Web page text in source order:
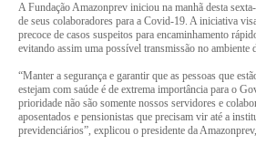
A Fundação Amazonprev iniciou na manhã desta
de seus colaboradores para a Covid-19. A iniciativa
precoce de casos suspeitos para encaminhamento
evitando assim uma possível transmissão no ambiente
“Manter a segurança e garantir que as pessoas que
estejam com saúde é de extrema importância para o
prioridade não são somente nossos servidores e
aposentados e pensionistas que precisam vir até a
previdenciários”, explicou o presidente da